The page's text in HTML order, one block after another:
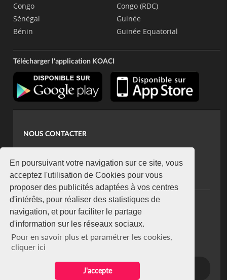
En poursuivant votre navigation sur ce site, vous
acceptez l'utilisation de Cookies pour vous
proposer des publicités adaptées à vos centres
d'intérêts, pour réaliser des statistiques de
navigation, et pour faciliter le partage
d'information sur les réseaux sociaux.
Pour en savoir plus et paramétrer les cookies,
cliquer ici
J'accepte
Congo
Sénégal
Bénin
Congo (RDC)
Guinée
Guinée Equatorial
Télécharger l'application KOACI
NOUS CONTACTER
koaci@yahoo.fr
+225 07 08 85 52 93
NEWSLETTER
Restez connecté via notre newsletter
S'abonner
Se désabonner